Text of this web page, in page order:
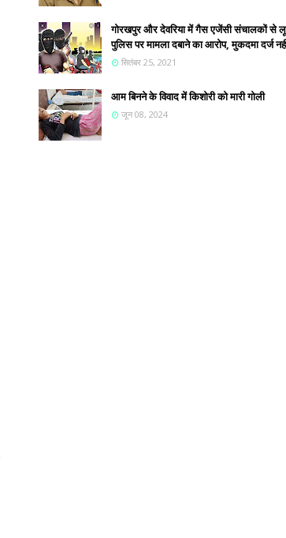
गोरखपुर और देवरिया में गैस एजेंसी संचालकों से
पुलिस पर मामला दबाने का आरोप, मुकदमा दर्ज
सितंबर 25, 2021
आम बिनने के विवाद में किशोरी को मारी गोली
जून 08, 2024